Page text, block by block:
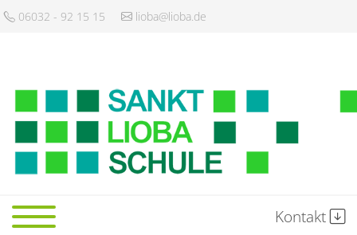
06032 - 92 15 15 lioba@lioba.de
Kontakt